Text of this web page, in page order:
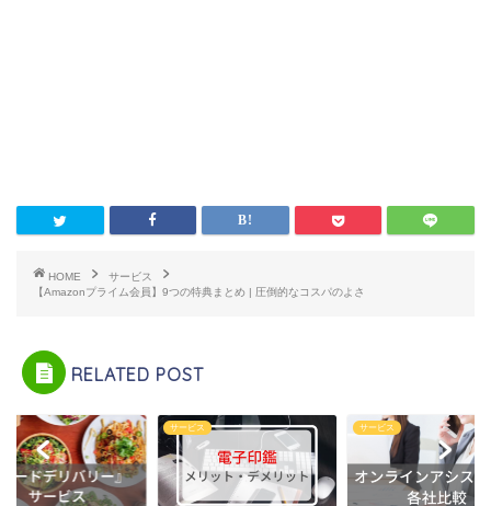
HOME
サービス
【Amazonプライム会員】9つの特典まとめ | 圧倒的なコスパのよさ
RELATED POST
サービス サービス